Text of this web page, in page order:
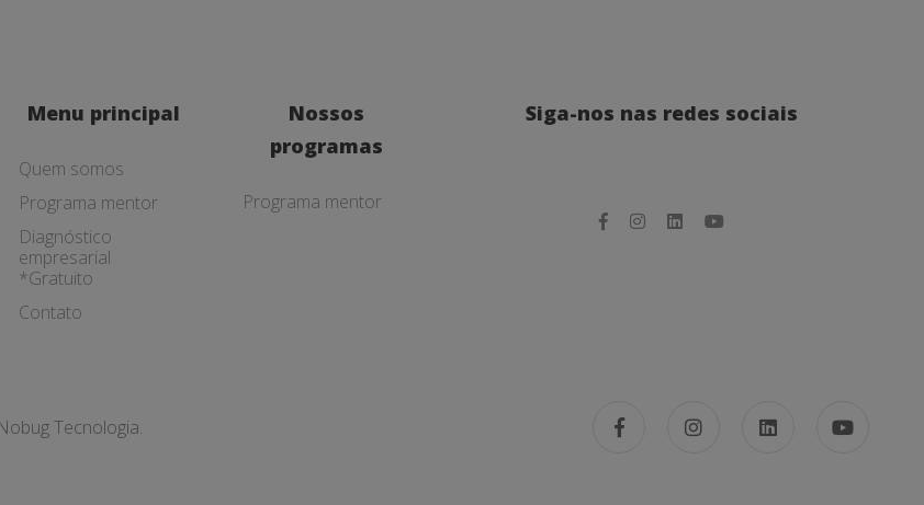
Menu principal
Quem somos
Programa mentor
Diagnóstico
empresarial
*Gratuito
Contato
Nossos
programas
Programa mentor
Siga-nos nas redes sociais
Tecnologia.